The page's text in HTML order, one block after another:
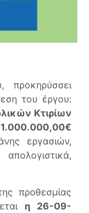
του έργου:
Κτιρίων
1.000.000,00€
εργασιών,
προθεσμίας
η 26-09-